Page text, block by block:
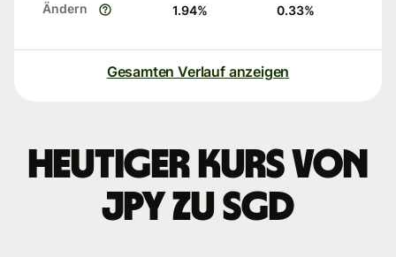
Ändern 1.94% 0.33%
Gesamten Verlauf anzeigen
Heutiger Kurs von
JPY zu SGD